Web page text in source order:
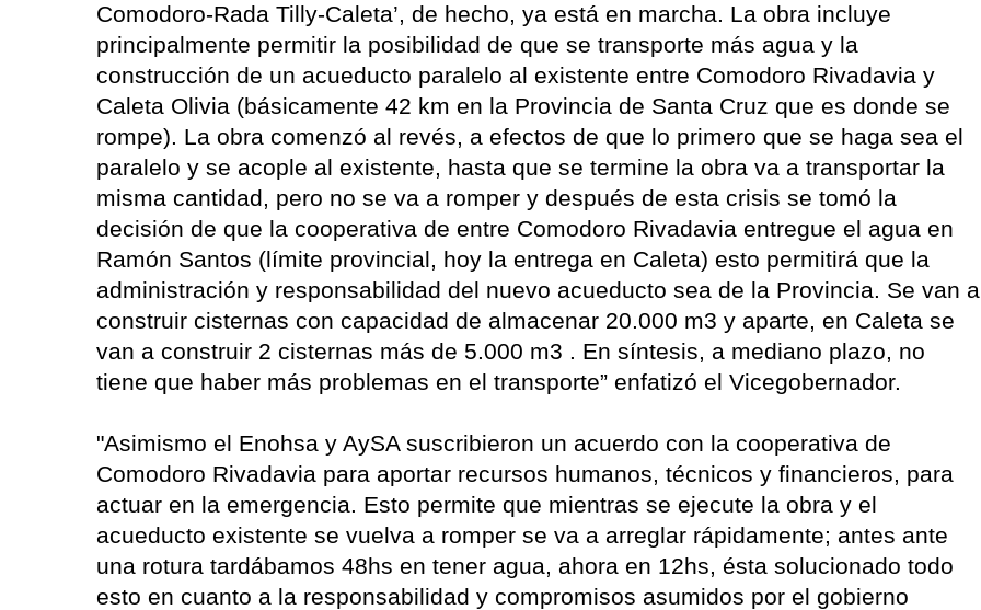
Comodoro-Rada Tilly-Caleta’, de hecho, ya está en marcha. La obra incluye
principalmente permitir la posibilidad de que se transporte más agua y la
construcción de un acueducto paralelo al existente entre Comodoro Rivadavia y
Caleta Olivia (básicamente 42 km en la Provincia de Santa Cruz que es donde se
rompe). La obra comenzó al revés, a efectos de que lo primero que se haga sea el
paralelo y se acople al existente, hasta que se termine la obra va a transportar la
misma cantidad, pero no se va a romper y después de esta crisis se tomó la
decisión de que la cooperativa de entre Comodoro Rivadavia entregue el agua en
Ramón Santos (límite provincial, hoy la entrega en Caleta) esto permitirá que la
administración y responsabilidad del nuevo acueducto sea de la Provincia. Se van a
construir cisternas con capacidad de almacenar 20.000 m3 y aparte, en Caleta se
van a construir 2 cisternas más de 5.000 m3 . En síntesis, a mediano plazo, no
tiene que haber más problemas en el transporte” enfatizó el Vicegobernador.
"Asimismo el Enohsa y AySA suscribieron un acuerdo con la cooperativa de
Comodoro Rivadavia para aportar recursos humanos, técnicos y financieros, para
actuar en la emergencia. Esto permite que mientras se ejecute la obra y el
acueducto existente se vuelva a romper se va a arreglar rápidamente; antes ante
una rotura tardábamos 48hs en tener agua, ahora en 12hs, ésta solucionado todo
esto en cuanto a la responsabilidad y compromisos asumidos por el gobierno